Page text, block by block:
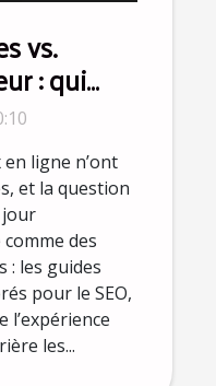
vs.
: qui
les
ligne n’ont
et la question
jour
des
: les guides
pour le SEO,
l’expérience
les...